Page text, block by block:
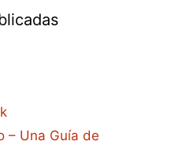
– Una Guía de